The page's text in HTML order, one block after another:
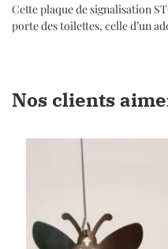
Cette plaque de signalisation
porte des toilettes, celle d’un
Nos clients